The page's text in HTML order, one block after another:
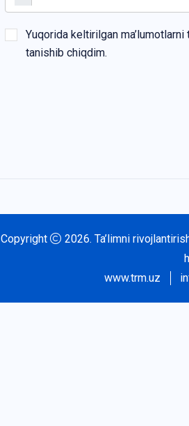
Yuqorida keltirilgan ma’lumotlarni
tanishib chiqdim.
Copyright 2026. Ta’limni
www.trm.uz